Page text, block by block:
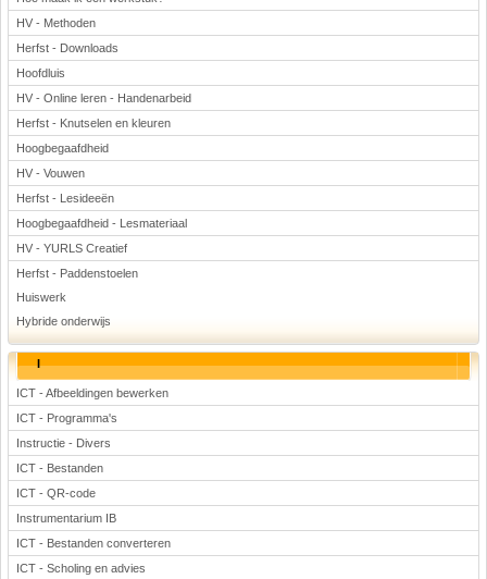
HV - Methoden
Herfst - Downloads
Hoofdluis
HV - Online leren - Handenarbeid
Herfst - Knutselen en kleuren
Hoogbegaafdheid
HV - Vouwen
Herfst - Lesideeën
Hoogbegaafdheid - Lesmateriaal
HV - YURLS Creatief
Herfst - Paddenstoelen
Huiswerk
Hybride onderwijs
I
ICT - Afbeeldingen bewerken
ICT - Programma's
Instructie - Divers
ICT - Bestanden
ICT - QR-code
Instrumentarium IB
ICT - Bestanden converteren
ICT - Scholing en advies